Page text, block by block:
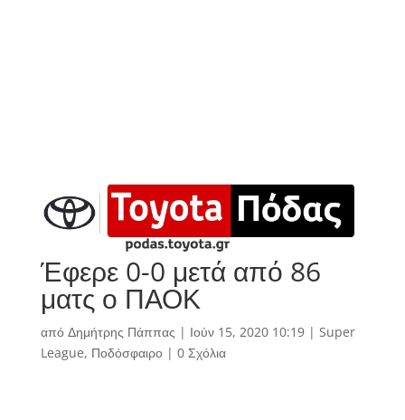
Έφερε 0-0 μετά από 86
ματς ο ΠΑΟΚ
από Δημήτρης Πάππας | Ιούν 15, 2020 10:19| Super
League, Ποδόσφαιρο| 0 Σχόλια